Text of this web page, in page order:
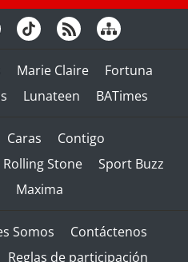
Marie Claire
Fortuna
Lunateen BATimes
Caras
Contigo
Rolling Stone
Sport Buzz
Maxima
Somos
Contáctenos
Reglas de participación